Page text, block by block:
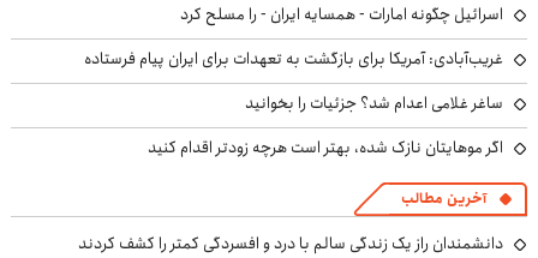
اسرائیل چگونه امارات - همسایه ایران - را مسلح کرد
غریب‌آبادی: آمریکا برای بازگشت به تعهدات برای ایران پیام فرستاده
ساغر غلامی اعدام شد؟ جزئیات را بخوانید
اگر موهایتان نازک شده، بهتر است هرچه زودتر اقدام کنید
آخرین مطالب
دانشمندان راز یک زندگی سالم با درد و افسردگی کمتر را کشف کردند